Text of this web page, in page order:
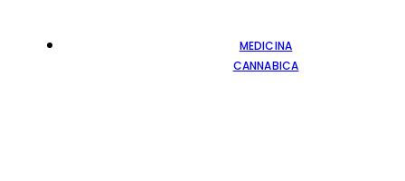
MEDICINA
CANNABICA